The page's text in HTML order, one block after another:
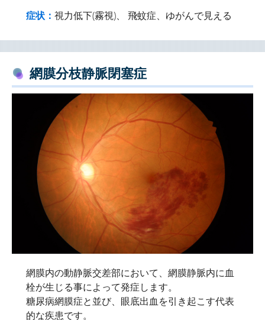
症状：視力低下(霧視)、 飛蚊症、ゆがんで見える
網膜分枝静脈閉塞症
網膜内の動静脈交差部において、網膜静脈内に血
栓が生じる事によって発症します。
糖尿病網膜症と並び、眼底出血を引き起こす代表
的な疾患です。